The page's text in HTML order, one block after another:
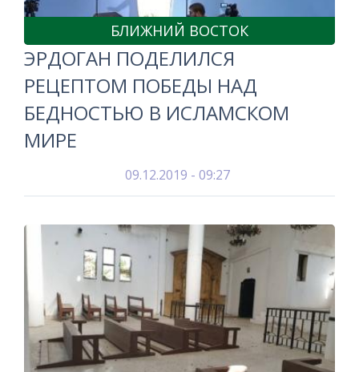
БЛИЖНИЙ ВОСТОК
ЭРДОГАН ПОДЕЛИЛСЯ
РЕЦЕПТОМ ПОБЕДЫ НАД
БЕДНОСТЬЮ В ИСЛАМСКОМ
МИРЕ
09.12.2019 - 09:27